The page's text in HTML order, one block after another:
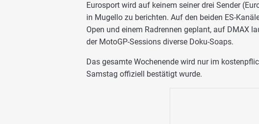
Eurosport wird auf keinem seiner drei Sender
in Mugello zu berichten. Auf den beiden ES-
Open und einem Radrennen geplant, auf DMAX
der MotoGP-Sessions diverse Doku-Soaps.
Das gesamte Wochenende wird nur im
Samstag offiziell bestätigt wurde.